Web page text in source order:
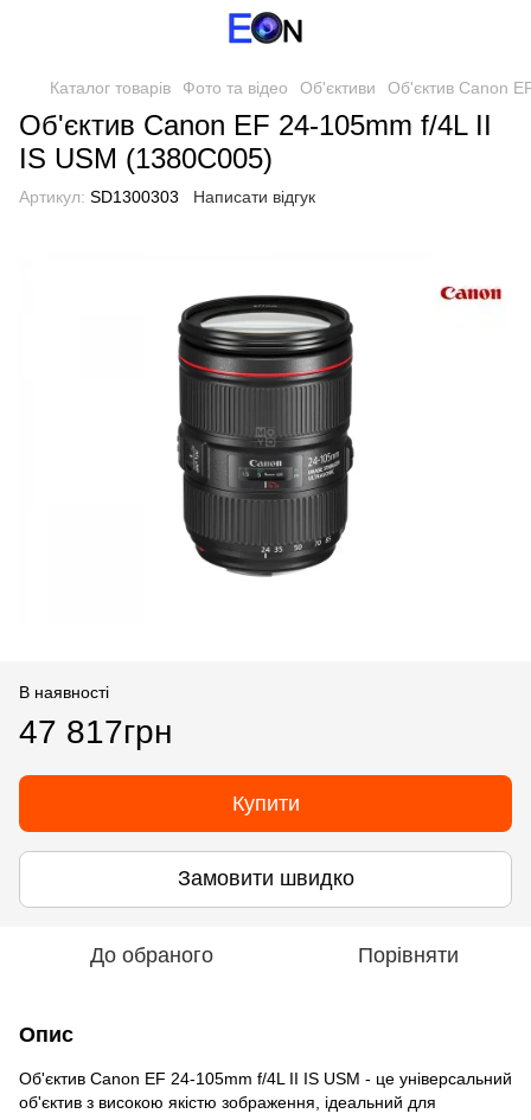
Каталог товарів Фото та відео Об'єктиви Об'єктив Canon
Об'єктив Canon EF 24-105mm f/4L II
IS USM (1380C005)
Артикул: SD1300303 Написати відгук
В наявності
47 817грн
Купити
Замовити швидко
До обраного Порівняти
Опис
Об'єктив Canon EF 24-105mm f/4L II IS USM - це універсальний
об'єктив з високою якістю зображення, ідеальний для